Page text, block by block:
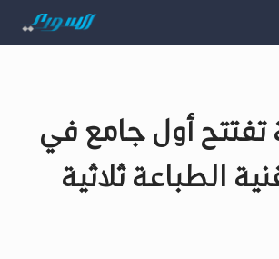
تفتتح أول جامع في
الطباعة ثلاثية